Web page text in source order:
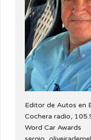
Editor de Autos en
Cochera radio,
Word Car Awards